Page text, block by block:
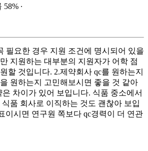
58% ∙
필요한 경우 지원 조건에 명시되어 있을
지원하는 대부분의 지원자가 어학 점
할 것입니다. 2.제약회사 qc를 원하는지
원하는지 고민해보시면 좋을 것 같아
은 차이가 있어 보입니다. 식품 중소에서
품 회사로 이직하는 것도 괜찮아 보입
이시면 연구원 쪽보다 qc경력이 더 연관